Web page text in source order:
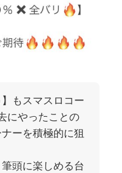
もスマスロコー
にやったことの
ーを積極的に狙
頭に楽しめる台